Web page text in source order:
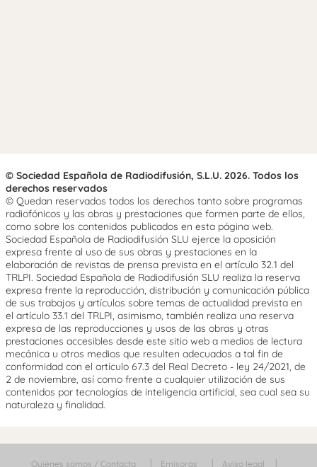
© Sociedad Española de Radiodifusión, S.L.U. 2026. Todos los
derechos reservados
© Quedan reservados todos los derechos tanto sobre programas
radiofónicos y las obras y prestaciones que formen parte de ellos,
como sobre los contenidos publicados en esta página web.
Sociedad Española de Radiodifusión SLU ejerce la oposición
expresa frente al uso de sus obras y prestaciones en la
elaboración de revistas de prensa prevista en el artículo 32.1 del
TRLPI. Sociedad Española de Radiodifusión SLU realiza la reserva
expresa frente la reproducción, distribución y comunicación pública
de sus trabajos y artículos sobre temas de actualidad prevista en
el artículo 33.1 del TRLPI, asimismo, también realiza una reserva
expresa de las reproducciones y usos de las obras y otras
prestaciones accesibles desde este sitio web a medios de lectura
mecánica u otros medios que resulten adecuados a tal fin de
conformidad con el artículo 67.3 del Real Decreto - ley 24/2021, de
2 de noviembre, así como frente a cualquier utilización de sus
contenidos por tecnologías de inteligencia artificial, sea cual sea su
naturaleza y finalidad.
Quiénes somos / Contacta Emisoras Aviso legal